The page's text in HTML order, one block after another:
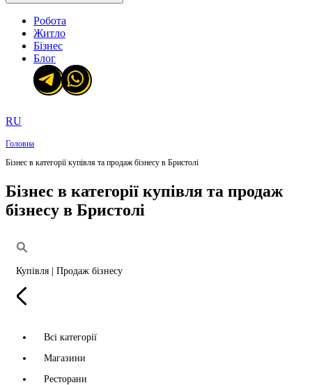
Робота
Житло
Бізнес
Блог
RU
Головна
Бізнес в категорії купівля та продаж бізнесу в Бристолі
Бізнес в категорії купівля та продаж
бізнесу в Бристолі
Купівля | Продаж бізнесу
Всі категорії
Магазини
Ресторани